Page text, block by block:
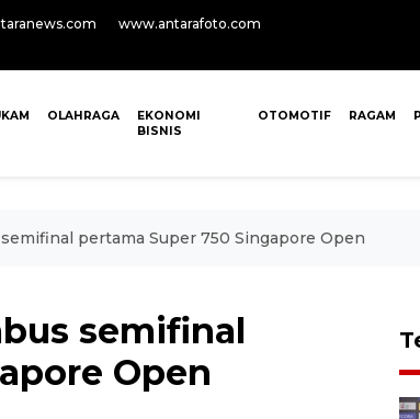
www.antarafoto.com
OLAHRAGA
EKONOMI
BISNIS
OTOMOTIF RAGAM
pertama Super 750 Singapore Open
semifinal
Open